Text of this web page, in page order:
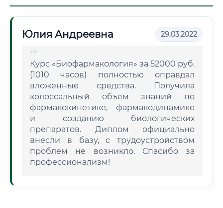
Юлия Андреевна 29.03.2022
Курс «Биофармакология» за 52000 руб.
(1010 часов) полностью оправдал
вложенные средства. Получила
колоссальный объем знаний по
фармакокинетике, фармакодинамике
и созданию биологических
препаратов. Диплом официально
внесли в базу, с трудоустройством
проблем не возникло. Спасибо за
профессионализм!